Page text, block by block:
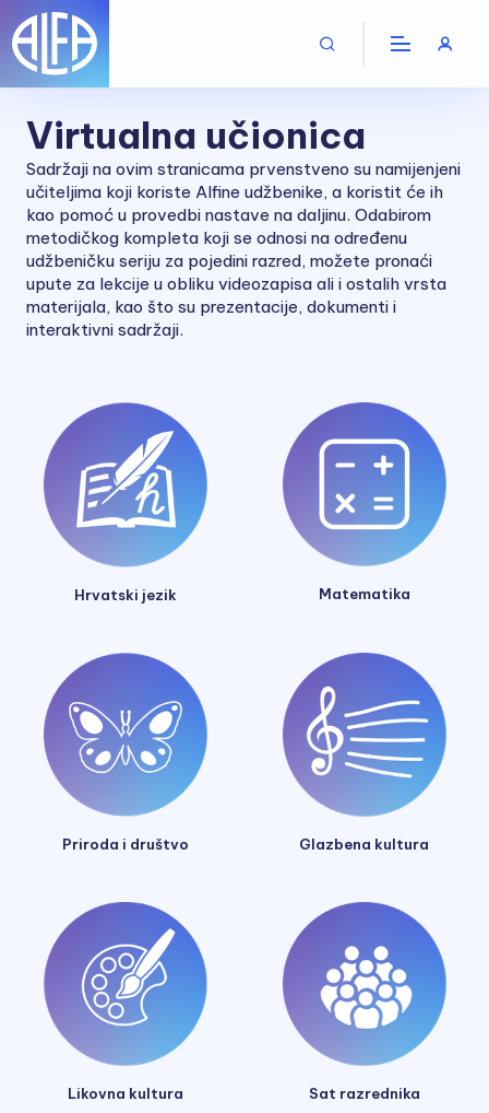
Virtualna učionica
Sadržaji na ovim stranicama prvenstveno su namijenjeni
učiteljima koji koriste Alfine udžbenike, a koristit će ih
kao pomoć u provedbi nastave na daljinu. Odabirom
metodičkog kompleta koji se odnosi na određenu
udžbeničku seriju za pojedini razred, možete pronaći
upute za lekcije u obliku videozapisa ali i ostalih vrsta
materijala, kao što su prezentacije, dokumenti i
interaktivni sadržaji.
Hrvatski jezik Matematika
Priroda i društvo Glazbena kultura
Likovna kultura Sat razrednika